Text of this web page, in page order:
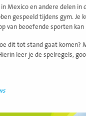
Mexico en andere delen
gespeeld tijdens gym. Je
van beoefende sporten kan
dit tot stand gaat komen?
leer je de spelregels,